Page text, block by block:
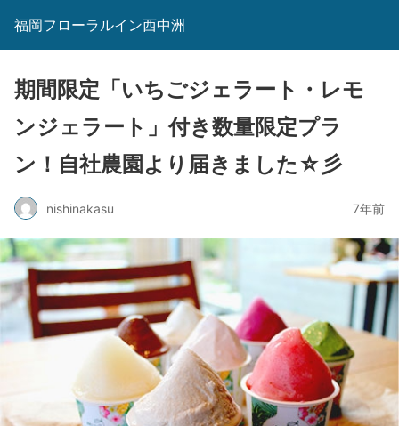
福岡フローラルイン西中洲
期間限定「いちごジェラート・レモ
ンジェラート」付き数量限定プラ
ン！自社農園より届きました☆彡
nishinakasu 7年前